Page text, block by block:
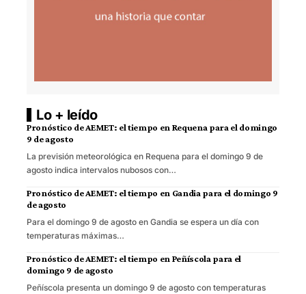
Lo + leído
Pronóstico de AEMET: el tiempo en Requena para el domingo
9 de agosto
La previsión meteorológica en Requena para el domingo 9 de
agosto indica intervalos nubosos con…
Pronóstico de AEMET: el tiempo en Gandia para el domingo 9
de agosto
Para el domingo 9 de agosto en Gandia se espera un día con
temperaturas máximas…
Pronóstico de AEMET: el tiempo en Peñíscola para el
domingo 9 de agosto
Peñíscola presenta un domingo 9 de agosto con temperaturas